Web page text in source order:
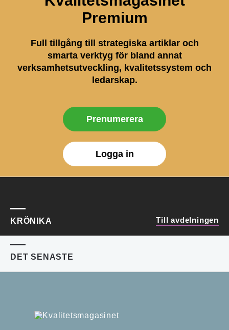
Premium
Full tillgång till strategiska artiklar och
smarta verktyg för bland annat
verksamhetsutveckling, kvalitetssystem och
ledarskap.
Prenumerera
Logga in
KRÖNIKA Till avdelningen
DET SENASTE